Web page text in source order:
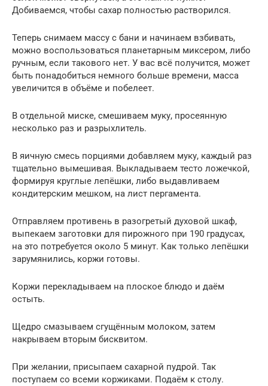
Добиваемся, чтобы сахар полностью растворился.
Теперь снимаем массу с бани и начинаем взбивать,
можно воспользоваться планетарным миксером, либо
ручным, если такового нет. У вас всё получится, может
быть понадобиться немного больше времени, масса
увеличится в объёме и побелеет.
В отдельной миске, смешиваем муку, просеянную
несколько раз и разрыхлитель.
В яичную смесь порциями добавляем муку, каждый раз
тщательно вымешивая. Выкладываем тесто ложечкой,
формируя круглые лепёшки, либо выдавливаем
кондитерским мешком, на лист пергамента.
Отправляем противень в разогретый духовой шкаф,
выпекаем заготовки для пирожного при 190 градусах,
на это потребуется около 5 минут. Как только лепёшки
зарумянились, коржи готовы.
Коржи перекладываем на плоское блюдо и даём
остыть.
Щедро смазываем сгущённым молоком, затем
накрываем вторым бисквитом.
При желании, присыпаем сахарной пудрой. Так
поступаем со всеми коржиками. Подаём к столу.